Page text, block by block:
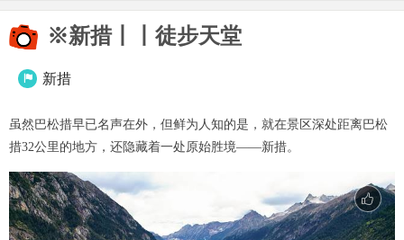
※新措丨丨徒步天堂
 新措
虽然巴松措早已名声在外，但鲜为人知的是，就在景区深处距离巴松
措32公里的地方，还隐藏着一处原始胜境——新措。